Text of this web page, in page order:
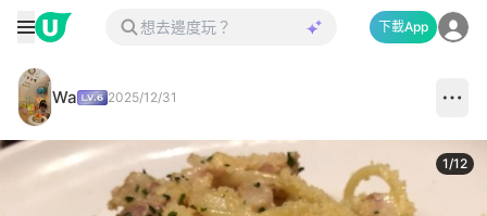
下載App
Wa 2025/12/31
1/12